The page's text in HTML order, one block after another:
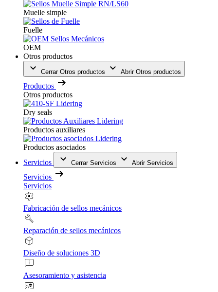
Muelle simple
Fuelle
OEM
Otros productos
Cerrar Otros productos Abrir Otros productos
Productos
Otros productos
Dry seals
Productos auxiliares
Productos asociados
Servicios
Cerrar Servicios Abrir Servicios
Servicios
Servicios
Fabricación de sellos mecánicos
Reparación de sellos mecánicos
Diseño de soluciones 3D
Asesoramiento y asistencia